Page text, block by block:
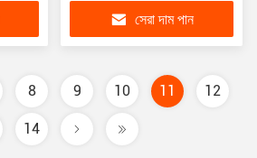
সেরা দাম পান
8 9 10 11 12
14